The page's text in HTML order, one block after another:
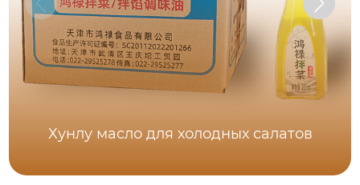
Хунлу масло для холодных салатов